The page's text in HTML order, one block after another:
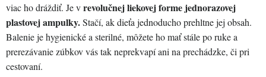
viac ho dráždiť. Je vrevolučnej liekovej forme jednorazovej
plastovej ampulky.Stačí, ak dieťa jednoducho prehltne jej obsah.
Balenie je hygienické a sterilné, môžete ho mať stále po ruke a
prerezávanie zúbkov vás tak neprekvapí ani na prechádzke, či pri
cestovaní.